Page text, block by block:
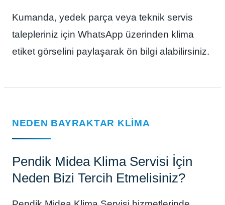
Kumanda, yedek parça veya teknik servis
talepleriniz için WhatsApp üzerinden klima
etiket görselini paylaşarak ön bilgi alabilirsiniz.
NEDEN BAYRAKTAR KLIMA
Pendik Midea Klima Servisi İçin
Neden Bizi Tercih Etmelisiniz?